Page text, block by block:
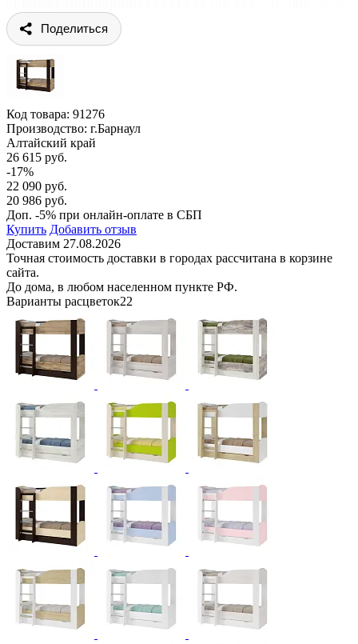
Поделиться
Код товара: 91276
Производство: г.Барнаул
Алтайский край
26 615 руб.
-17%
22 090 руб.
20 986 руб.
Доп. -5% при онлайн-оплате в СБП
Купить Добавить отзыв
Доставим 27.08.2026
Точная стоимость доставки в городах рассчитана в корзине
сайта.
До дома, в любом населенном пункте РФ.
Варианты расцветок22